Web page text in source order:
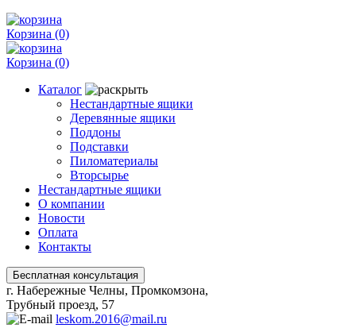
Корзина (0)
Корзина (0)
Каталог
Нестандартные ящики
Деревянные ящики
Поддоны
Подставки
Пиломатериалы
Вторсырье
Нестандартные ящики
О компании
Новости
Оплата
Контакты
г. Набережные Челны, Промкомзона,
Трубный проезд, 57
leskom.2016@mail.ru